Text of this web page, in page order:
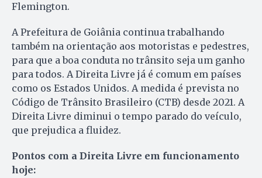
Flemington.
A Prefeitura de Goiânia continua trabalhando
também na orientação aos motoristas e pedestres,
para que a boa conduta no trânsito seja um ganho
para todos. A Direita Livre já é comum em países
como os Estados Unidos. A medida é prevista no
Código de Trânsito Brasileiro (CTB) desde 2021. A
Direita Livre diminui o tempo parado do veículo,
que prejudica a fluidez.
Pontos com a Direita Livre em funcionamento
hoje: